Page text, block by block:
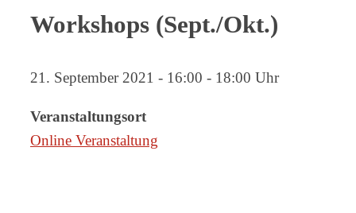
Workshops (Sept./Okt.)
21. September 2021 - 16:00 - 18:00 Uhr
Veranstaltungsort
Online Veranstaltung